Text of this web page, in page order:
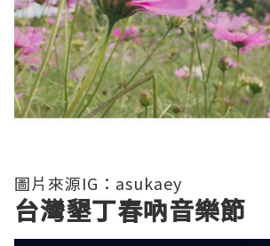
圖片來源IG：asukaey
台灣墾丁春吶音樂節